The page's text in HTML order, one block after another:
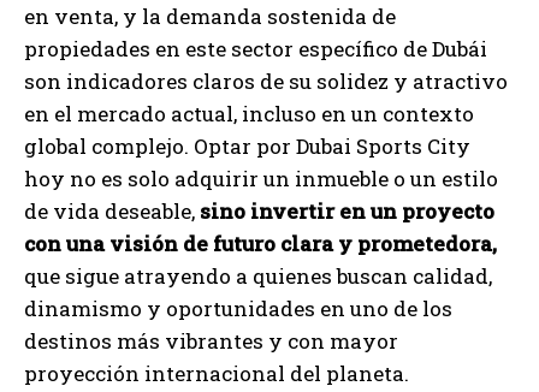
en venta, y la demanda sostenida de
propiedades en este sector específico de Dubái
son indicadores claros de su solidez y atractivo
en el mercado actual, incluso en un contexto
global complejo. Optar por Dubai Sports City
hoy no es solo adquirir un inmueble o un estilo
de vida deseable, sino invertir en un proyecto
con una visión de futuro clara y prometedora,
que sigue atrayendo a quienes buscan calidad,
dinamismo y oportunidades en uno de los
destinos más vibrantes y con mayor
proyección internacional del planeta.